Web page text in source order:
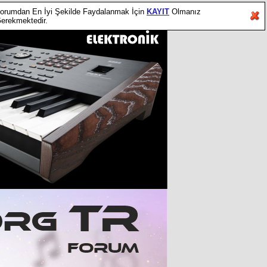
En İyi Şekilde Faydalanmak İçin KAYIT Olmanız